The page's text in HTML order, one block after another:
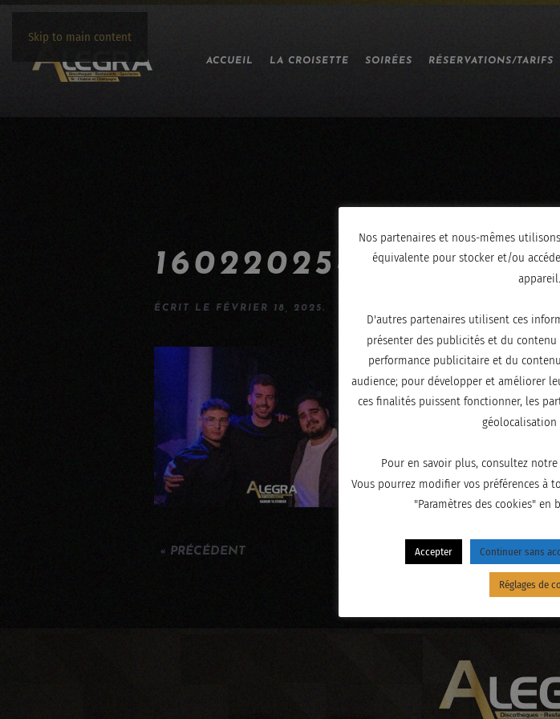
Skip to main content
ACCUEIL LA CROISETTE SOIRÉES RÉSERVATIONS/TARIFS
16022025-059
ÉCRIT LE FÉVRIER 18, 2025.
« PRÉCÉDENT
Nos partenaires et nous-mêmes
équivalente pour stocker et/ou
appareil.
D'autres partenaires utilisent ces
présenter des publicités et du
performance publicitaire et du
audience; pour développer et améliorer
ces finalités puissent fonctionner, les
géolocalisation
Pour en savoir plus, consultez
Vous pourrez modifier vos préférences à
"Paramètres des cookies" en
Accepter Continuer sans
Réglages de